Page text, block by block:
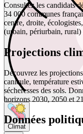
Climat
Consultez les candidats
34 000 communes
centre, droite,
(urbain, périurbain, rural)
Projections
Découvrez les
canicule, température
sécheresses des sols.
horizons 2030, 2050 et
Données